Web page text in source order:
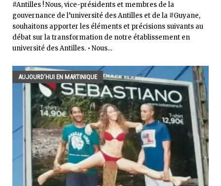
#Antilles ! Nous, vice-présidents et membres de la
gouvernance de l’université des Antilles et de la #Guyane,
souhaitons apporter les éléments et précisions suivants au
débat sur la transformation de notre établissement en
université des Antilles. • Nous...
AUJOURD'HUI EN MARTINIQUE